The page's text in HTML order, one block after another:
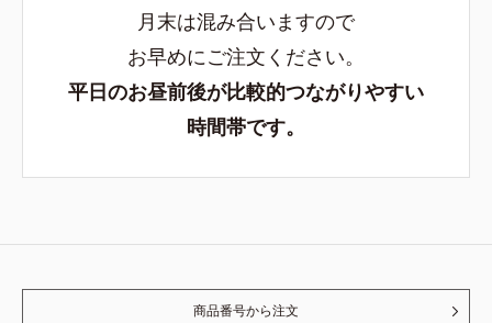
月末は混み合いますので
お早めにご注文ください。
平日のお昼前後が比較的つながりやすい
時間帯です。
商品番号から注文